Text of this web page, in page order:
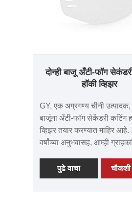
दोन्ही बाजू अँटी-फॉग
हॉकी व्हिझर
GY, एक अग्रगण्य चीनी उत्पादक,
बाजूंना अँटी-फॉग सेकेंडरी कटिंग
व्हिझर तयार करण्यात माहिर आहे.
वर्षांच्या अनुभवासह, आम्ही
तयार करण्यासाठी समर्पित
व्हिझर्स त्यांच्या अपवादात्मक
पुढे वाचा चौकशी